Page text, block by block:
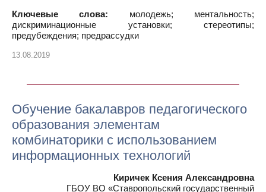
Ключевые слова: молодежь; ментальность;
дискриминационные установки; стереотипы;
предубеждения; предрассудки
13.08.2019
Обучение бакалавров педагогического
образования элементам
комбинаторики с использованием
информационных технологий
Киричек Ксения Александровна
ГБОУ ВО «Ставропольский государственный